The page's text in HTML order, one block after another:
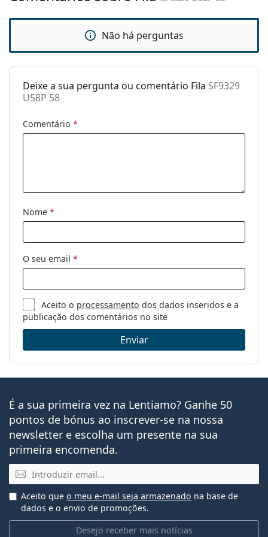
Estojo:
Sim
Pano de
limpeza:
Não
Outros
Género:
Não há perguntas
Deixe a sua pergunta ou comentário Fila SF9329
U58P 58
Comentário *
Nome *
O seu email *
Aceito o processamento dos dados inseridos e a
publicação dos comentários no site
Enviar
É a sua primeira vez na Lentiamo? Ganhe 50
pontos de bónus ao inscrever-se na nossa
newsletter e escolha um presente na sua
primeira encomenda.
Email
Desejo receber mais notícias
Aceito que o meu e-mail seja armazenado na base de
dados e o envio de promoções.